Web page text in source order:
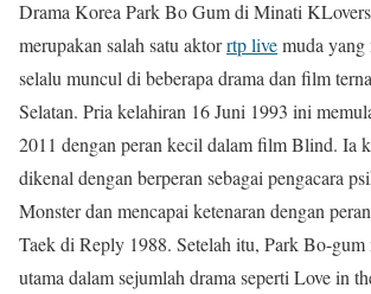
Drama Korea Park Bo Gum di Minati
merupakan salah satu aktorrtp livemuda yang
selalu muncul di beberapa drama dan film
Selatan. Pria kelahiran 16 Juni 1993 ini
2011 dengan peran kecil dalam film Blind. Ia
dikenal dengan berperan sebagai pengacara
Monster dan mencapai ketenaran dengan
Taek di Reply 1988. Setelah itu, Park Bo-gum
utama dalam sejumlah drama seperti Love in